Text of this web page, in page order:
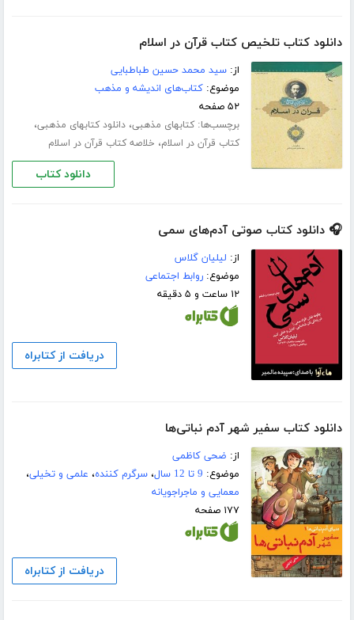
دانلود کتاب تلخیص کتاب قرآن در اسلام
از:سید محمد حسین طباطبایی
موضوع:کتاب‌های اندیشه و مذهب
۵۲ صفحه
برچسب‌ها:کتابهای مذهبی،دانلود کتابهای مذهبی،
کتاب قرآن در اسلام، خلاصه کتاب قرآن در اسلام
دانلود کتاب
🎧 دانلود کتاب صوتی آدم‌های سمی
از: لیلیان گلاس
موضوع:روابط اجتماعی
۱۲ ساعت و ۵ دقیقه
دریافت از کتابراه
دانلود کتاب سفیر شهر آدم نباتی‌ها
از: ضحی کاظمی
موضوع: 9 تا 12 سال ،سرگرم کننده، علمی و تخیلی،
معمایی و ماجراجویانه
۱۷۷ صفحه
دریافت از کتابراه